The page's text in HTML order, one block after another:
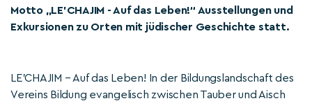
Motto „LE'CHAJIM - Auf das Leben!“ Ausstellungen und
Exkursionen zu Orten mit jüdischer Geschichte statt.
LE’CHAJIM – Auf das Leben! In der Bildungslandschaft des
Vereins Bildung evangelisch zwischen Tauber und Aisch